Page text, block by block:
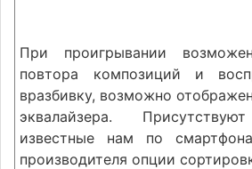
При проигрывании
повтора композиций и
вразбивку, возможно
эквалайзера.
известные нам по
производителя опции